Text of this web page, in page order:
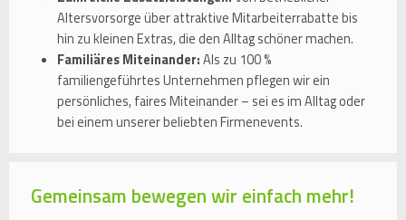
Altersvorsorge über attraktive Mitarbeiterrabatte bis
hin zu kleinen Extras, die den Alltag schöner machen.
Familiäres Miteinander:Als zu 100 %
familiengeführtes Unternehmen pflegen wir ein
persönliches, faires Miteinander – sei es im Alltag oder
bei einem unserer beliebten Firmenevents.
Gemeinsam bewegen wir einfach mehr!